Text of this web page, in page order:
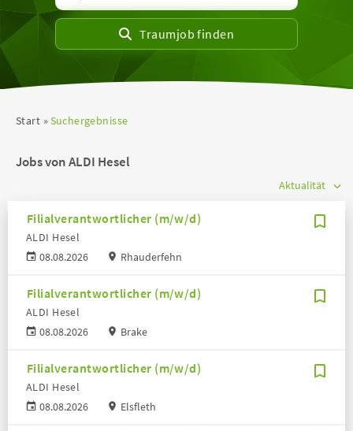
Start Suchergebnisse
Jobs von ALDI Hesel
Filialverantwortlicher (m/w/d)
08.08.2026
ALDI Hesel
Rhauderfehn
Filialverantwortlicher (m/w/d)
08.08.2026
ALDI Hesel
Brake
Filialverantwortlicher (m/w/d)
08.08.2026
ALDI Hesel
Elsfleth